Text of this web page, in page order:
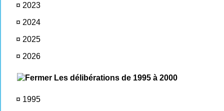
¤ 2023
¤ 2024
¤ 2025
¤ 2026
Les délibérations de 1995 à 2000
¤ 1995